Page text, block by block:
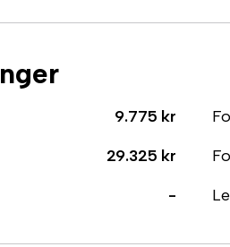
9.775 kr
29.325 kr
-